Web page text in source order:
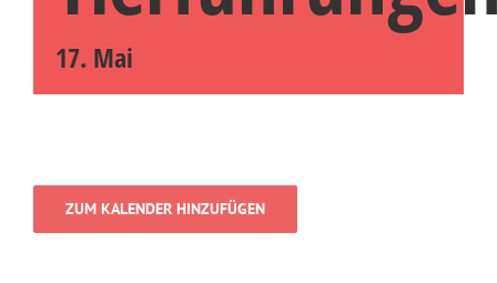
17. Mai
ZUM KALENDER HINZUFÜGEN